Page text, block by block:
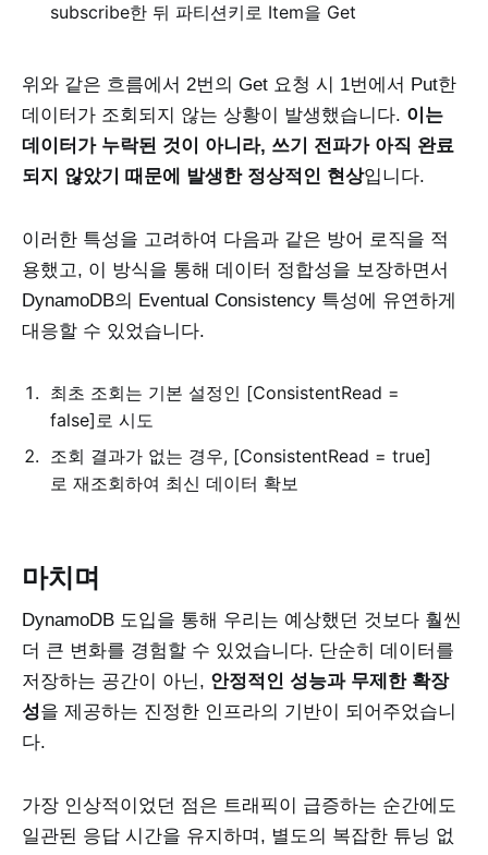
subscribe한 뒤 파티션키로 Item을 Get
위와 같은 흐름에서 2번의 Get 요청 시 1번에서 Put한
데이터가 조회되지 않는 상황이 발생했습니다. 이는
데이터가 누락된 것이 아니라, 쓰기 전파가 아직 완료
되지 않았기 때문에 발생한 정상적인 현상입니다.
이러한 특성을 고려하여 다음과 같은 방어 로직을 적
용했고, 이 방식을 통해 데이터 정합성을 보장하면서
DynamoDB의 Eventual Consistency 특성에 유연하게
대응할 수 있었습니다.
최초 조회는 기본 설정인 [ConsistentRead =
false]로 시도
조회 결과가 없는 경우, [ConsistentRead = true]
로 재조회하여 최신 데이터 확보
마치며
DynamoDB 도입을 통해 우리는 예상했던 것보다 훨씬
더 큰 변화를 경험할 수 있었습니다. 단순히 데이터를
저장하는 공간이 아닌, 안정적인 성능과 무제한 확장
성을 제공하는 진정한 인프라의 기반이 되어주었습니
다.
가장 인상적이었던 점은 트래픽이 급증하는 순간에도
일관된 응답 시간을 유지하며, 별도의 복잡한 튜닝 없